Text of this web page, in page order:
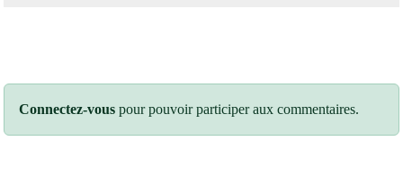
Connectez-vous pour pouvoir participer aux commentaires.